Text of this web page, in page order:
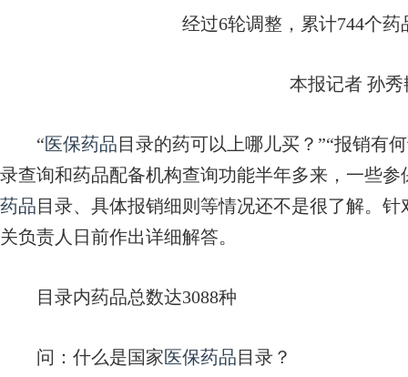
经过6轮调整，累计744个
本报记者 孙秀
“医保药品 目录的药可以上哪儿买？”“报销有
录查询和药品配备机构查询功能半年多来，一些
药品 目录、具体报销细则等情况还不是很了解。
关负责人日前作出详细解答。
目录内药品总数达3088种
问： 什么是国家医保药品 目录？